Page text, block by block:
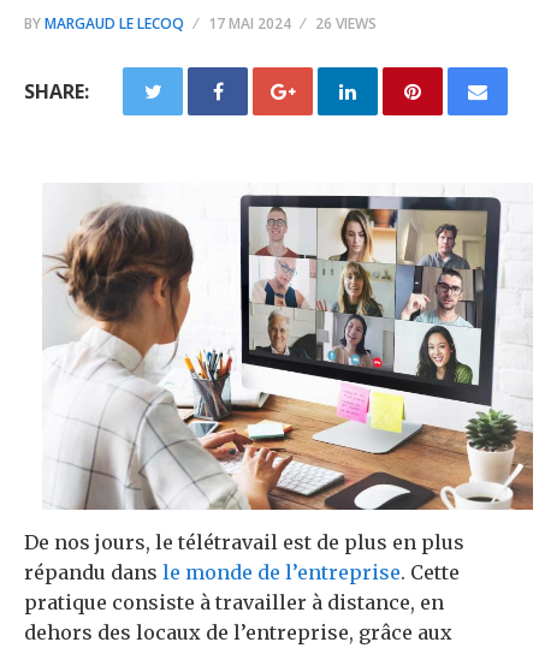
BYMARGAUD LE LECOQ 17 MAI 2024 26 VIEWS
SHARE:
De nos jours, le télétravail est de plus en plus
répandu dans le monde de l’entreprise. Cette
pratique consiste à travailler à distance, en
dehors des locaux de l’entreprise, grâce aux